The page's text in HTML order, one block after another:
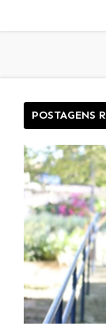
POSTAGENS